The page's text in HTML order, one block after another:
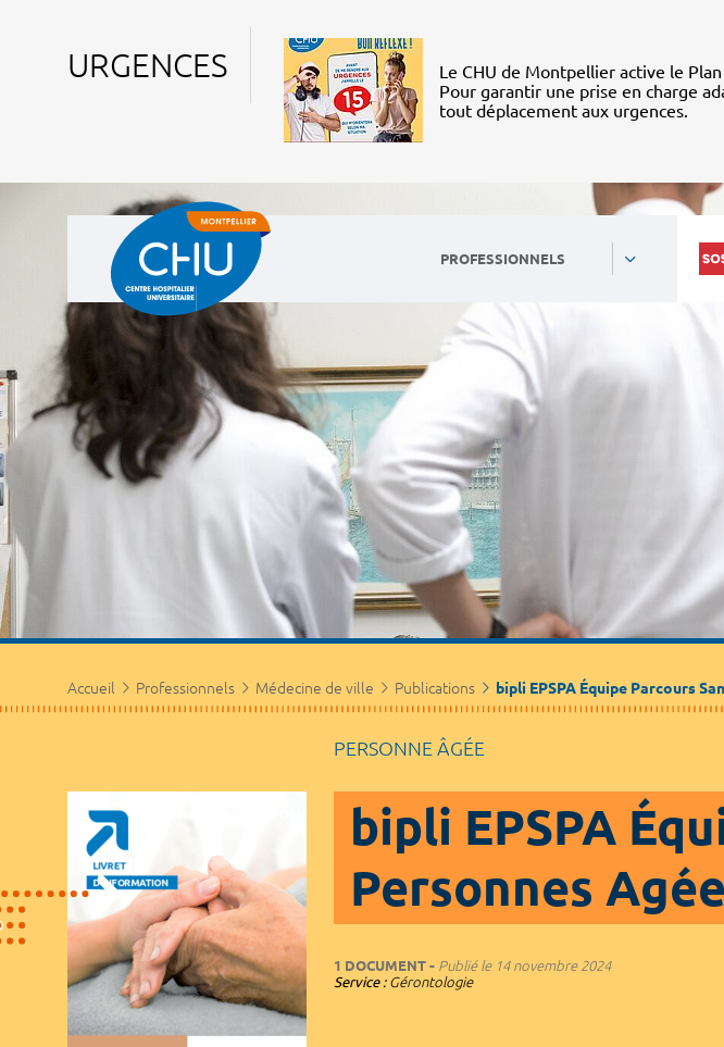
URGENCES
Le CHU de Montpellier active le
Pour garantir une prise en charge
tout déplacement aux urgences.
PROFESSIONNELS
Partenaires /
Accueil Professionnels Médecine de ville Publications bipli EPSPA Équipe Parcours
PERSONNE ÂGÉE
bipli EPSPA
Personnes
1 DOCUMENT Publié le14 novembre 2024
Service : Gérontologie